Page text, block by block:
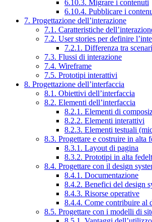
6.10.3. Migrare i contenuti
6.10.4. Pubblicare i
7. Progettazione dell’interazione
7.1. Caratteristiche
7.2. User stories per definire
7.2.1. Differenza tra
7.3. Flussi di interazione
7.4. Wireframe
7.5. Prototipi interattivi
8. Progettazione dell’interfaccia
8.1. Obiettivi dell’interfaccia
8.2. Elementi dell’interfaccia
8.2.1. Elementi di
8.2.2. Elementi interattivi
8.2.3. Elementi testuali
8.3. Progettare e costruire in alta
8.3.1. Layout di pagina
8.3.2. Prototipi in alta
8.4. Progettare con il design
8.4.1. Documentazione
8.4.2. Benefici del design
8.4.3. Risorse operative
8.4.4. Come contribuire al
8.5. Progettare con i modelli di